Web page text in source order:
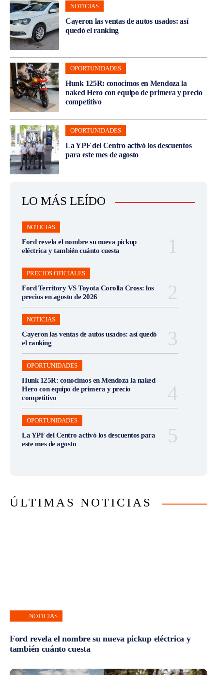
NOTICIAS
Cayeron las ventas de autos usados: así
quedó el ranking
OPORTUNIDADES
Hunk 125R: conocimos en Mendoza la
naked Hero con equipo de primera y precio
competitivo
OPORTUNIDADES
La YPF del Centro activó los descuentos
para este mes de agosto
LO MÁS LEÍDO
NOTICIAS
Ford revela el nombre su nueva pickup
eléctrica y también cuánto cuesta
PRECIOS OFICIALES
Ford Territory VS Toyota Corolla Cross: los
precios en agosto de 2026
NOTICIAS
Cayeron las ventas de autos usados: así quedó
el ranking
OPORTUNIDADES
Hunk 125R: conocimos en Mendoza la naked
Hero con equipo de primera y precio
competitivo
OPORTUNIDADES
La YPF del Centro activó los descuentos para
este mes de agosto
ÚLTIMAS NOTICIAS
NOTICIAS
Ford revela el nombre su nueva pickup eléctrica y
también cuánto cuesta